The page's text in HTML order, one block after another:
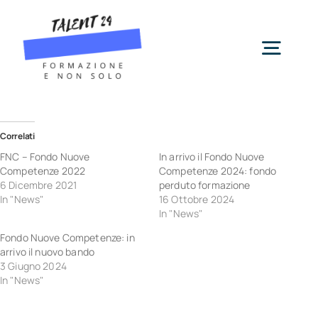
contenuto
Chi siamo
News
Correlati
FNC – Fondo Nuove
Competenze 2022
6 Dicembre 2021
In "News"
In arrivo il Fondo Nuove
Competenze 2024: fondo
perduto formazione
16 Ottobre 2024
In "News"
Fondo Nuove Competenze: in
arrivo il nuovo bando
3 Giugno 2024
In "News"